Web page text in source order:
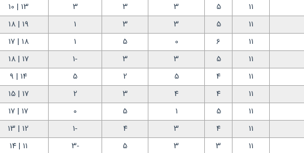
11
5
3
3
3
13 | 10
11
5
3
3
1
19 | 18
11
6
0
5
1
18 | 17
11
5
3
3
-1
17 | 18
11
4
5
2
5
14 | 9
11
4
4
3
2
17 | 15
11
5
1
5
0
17 | 17
11
4
3
4
-1
12 | 13
11
3
3
5
-3
11 | 14